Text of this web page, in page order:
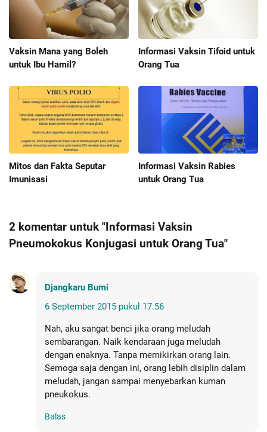
Vaksin Mana yang Boleh
untuk Ibu Hamil?
Informasi Vaksin Tifoid untuk
Orang Tua
Mitos dan Fakta Seputar
Imunisasi
Informasi Vaksin Rabies
untuk Orang Tua
2 komentar untuk "Informasi Vaksin
Pneumokokus Konjugasi untuk Orang Tua"
Djangkaru Bumi
6 September 2015 pukul 17.56
Nah, aku sangat benci jika orang meludah
sembarangan. Naik kendaraan juga meludah
dengan enaknya. Tanpa memikirkan orang lain.
Semoga saja dengan ini, orang lebih disiplin dalam
meludah, jangan sampai menyebarkan kuman
pneukokus.
Balas